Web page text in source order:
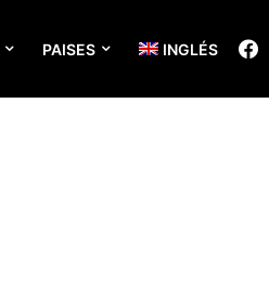
PAISES INGLÉS